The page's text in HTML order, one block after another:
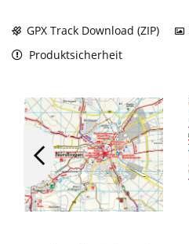
GPX Track Download (ZIP)
Produktsicherheit